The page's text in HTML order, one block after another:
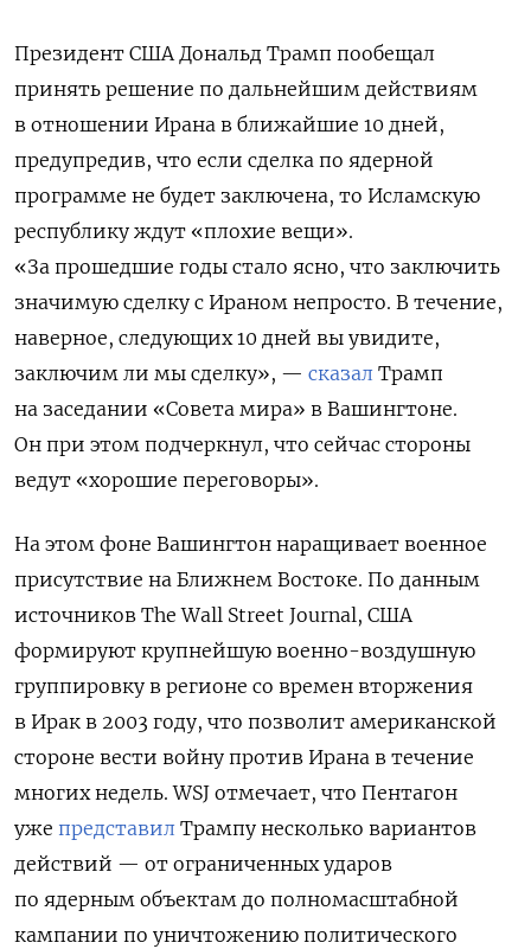
Президент США Дональд Трамп пообещал
принять решение по дальнейшим действиям
в отношении Ирана в ближайшие 10 дней,
предупредив, что если сделка по ядерной
программе не будет заключена, то Исламскую
республику ждут «плохие вещи».
«За прошедшие годы стало ясно, что заключить
значимую сделку с Ираном непросто. В течение,
наверное, следующих 10 дней вы увидите,
заключим ли мы сделку», — сказал Трамп
на заседании «Совета мира» в Вашингтоне.
Он при этом подчеркнул, что сейчас стороны
ведут «хорошие переговоры».
На этом фоне Вашингтон наращивает военное
присутствие на Ближнем Востоке. По данным
источников The Wall Street Journal, США
формируют крупнейшую военно-воздушную
группировку в регионе со времен вторжения
в Ирак в 2003 году, что позволит американской
стороне вести войну против Ирана в течение
многих недель. WSJ отмечает, что Пентагон
уже представил Трампу несколько вариантов
действий — от ограниченных ударов
по ядерным объектам до полномасштабной
кампании по уничтожению политического